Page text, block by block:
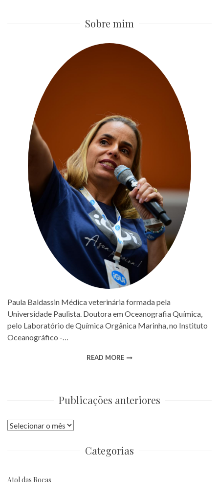
Sobre mim
Paula Baldassin Médica veterinária formada pela
Universidade Paulista. Doutora em Oceanografia Química,
pelo Laboratório de Química Orgânica Marinha, no Instituto
Oceanográfico -…
READ MORE
Publicações anteriores
Publicações
Categorias
Atol das Rocas